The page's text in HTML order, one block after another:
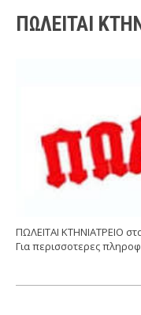
ΠΩΛΕΙΤΑΙ
ΠΩΛΕΙΤΑΙ ΚΤΗΝΙΑΤΡΕΙΟ
Για περισσοτερες